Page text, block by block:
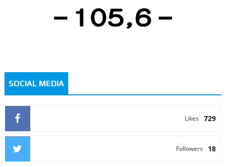
SOCIAL MEDIA
729
Likes
18
Followers